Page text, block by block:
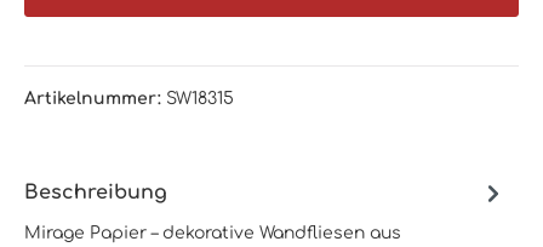
Artikelnummer: SW18315
Beschreibung
Mirage Papier – dekorative Wandfliesen aus